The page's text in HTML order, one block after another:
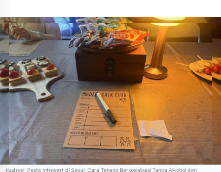
Ilustrasi: Pesta Introvert di Seoul: Cara Tenang Bersosialisasi Tanpa Alkohol dan